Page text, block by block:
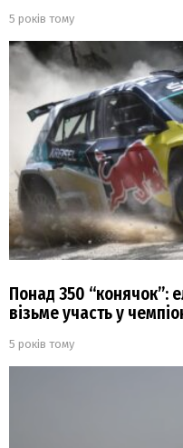
5 років тому
Понад 350 “конячок”:
візьме участь у
5 років тому